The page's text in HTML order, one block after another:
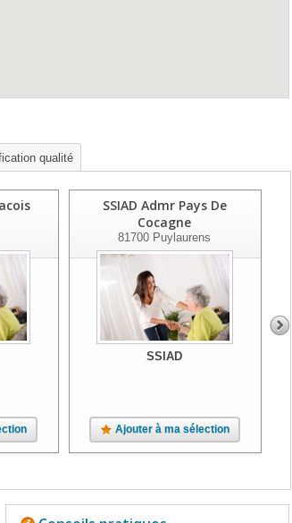
qualité
SSIAD Admr Pays De
Cocagne
81700 Puylaurens
SSIAD
Ajouter à ma sélection